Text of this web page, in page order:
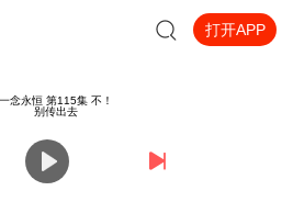
打开APP